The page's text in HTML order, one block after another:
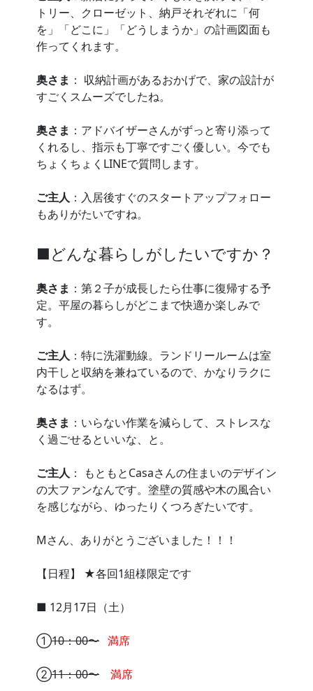
トリー、クローゼット、納戸それぞれに「何
を」「どこに」「どうしまうか」の計画図面も
作ってくれます。
奥さま ： 収納計画があるおかげで、家の設計が
すごくスムーズでしたね。
奥さま ：アドバイザーさんがずっと寄り添って
くれるし、指示も丁寧ですごく優しい。今でも
ちょくちょくLINEで質問します。
ご主人 ：入居後すぐのスタートアップフォロー
もありがたいですね。
■どんな暮らしがしたいですか？
奥さま ：第２子が成長したら仕事に復帰する予
定。平屋の暮らしがどこまで快適か楽しみで
す。
ご主人 ：特に洗濯動線。ランドリールームは室
内干しと収納を兼ねているので、かなりラクに
なるはず。
奥さま ：いらない作業を減らして、ストレスな
く過ごせるといいな、と。
ご主人 ： もともとCasaさんの住まいのデザイン
の大ファンなんです。塗壁の質感や木の風合い
を感じながら、ゆったりくつろぎたいです。
Mさん、ありがとうございました！！！
【日程】 ★各回1組様限定です
■ 12月17日（土）
①10：00〜 満席
②11：00〜 満席